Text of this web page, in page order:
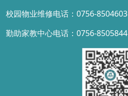
校园物业维修电话：0756-8504603
勤助家教中心电话：0756-8505844